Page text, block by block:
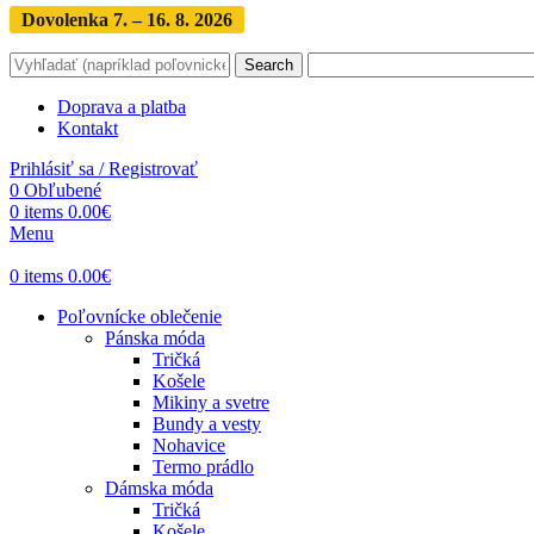
Dovolenka 7. – 16. 8. 2026
Search
Doprava a platba
Kontakt
Prihlásiť sa / Registrovať
0 Obľubené
0 items 0.00€
Menu
0 items 0.00€
Poľovnícke oblečenie
Pánska móda
Tričká
Košele
Mikiny a svetre
Bundy a vesty
Nohavice
Termo prádlo
Dámska móda
Tričká